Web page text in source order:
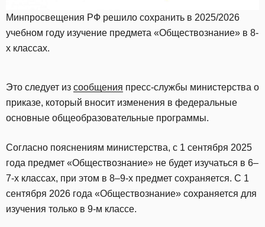
Минпросвещения РФ решило сохранить в 2025/2026
учебном году изучение предмета «Обществознание» в 8-
х классах.
Это следует из сообщения пресс-службы министерства о
приказе, который вносит изменения в федеральные
основные общеобразовательные программы.
Согласно пояснениям министерства, с 1 сентября 2025
года предмет «Обществознание» не будет изучаться в 6–
7-х классах, при этом в 8–9-х предмет сохраняется. С 1
сентября 2026 года «Обществознание» сохраняется для
изучения только в 9-м классе.